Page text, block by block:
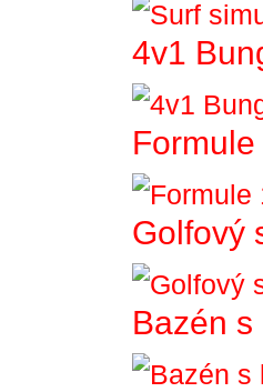
4v1
Golfový
Bazén